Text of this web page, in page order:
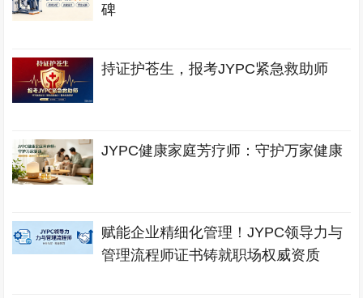
碑
持证护苍生，报考JYPC紧急救助师
JYPC健康家庭芳疗师：守护万家健康
赋能企业精细化管理！JYPC领导力与
管理流程师证书铸就职场权威资质